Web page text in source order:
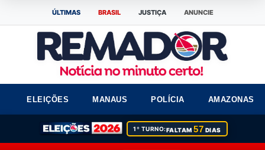
ÚLTIMAS BRASIL JUSTIÇA ANUNCIE
ELEIÇÕES MANAUS POLÍCIA AMAZONAS
1º TURNO:FALTAM57 DIAS